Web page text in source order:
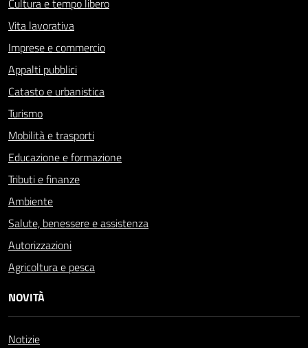
Cultura e tempo libero
Vita lavorativa
Imprese e commercio
Appalti pubblici
Catasto e urbanistica
Turismo
Mobilità e trasporti
Educazione e formazione
Tributi e finanze
Ambiente
Salute, benessere e assistenza
Autorizzazioni
Agricoltura e pesca
NOVITÀ
Notizie